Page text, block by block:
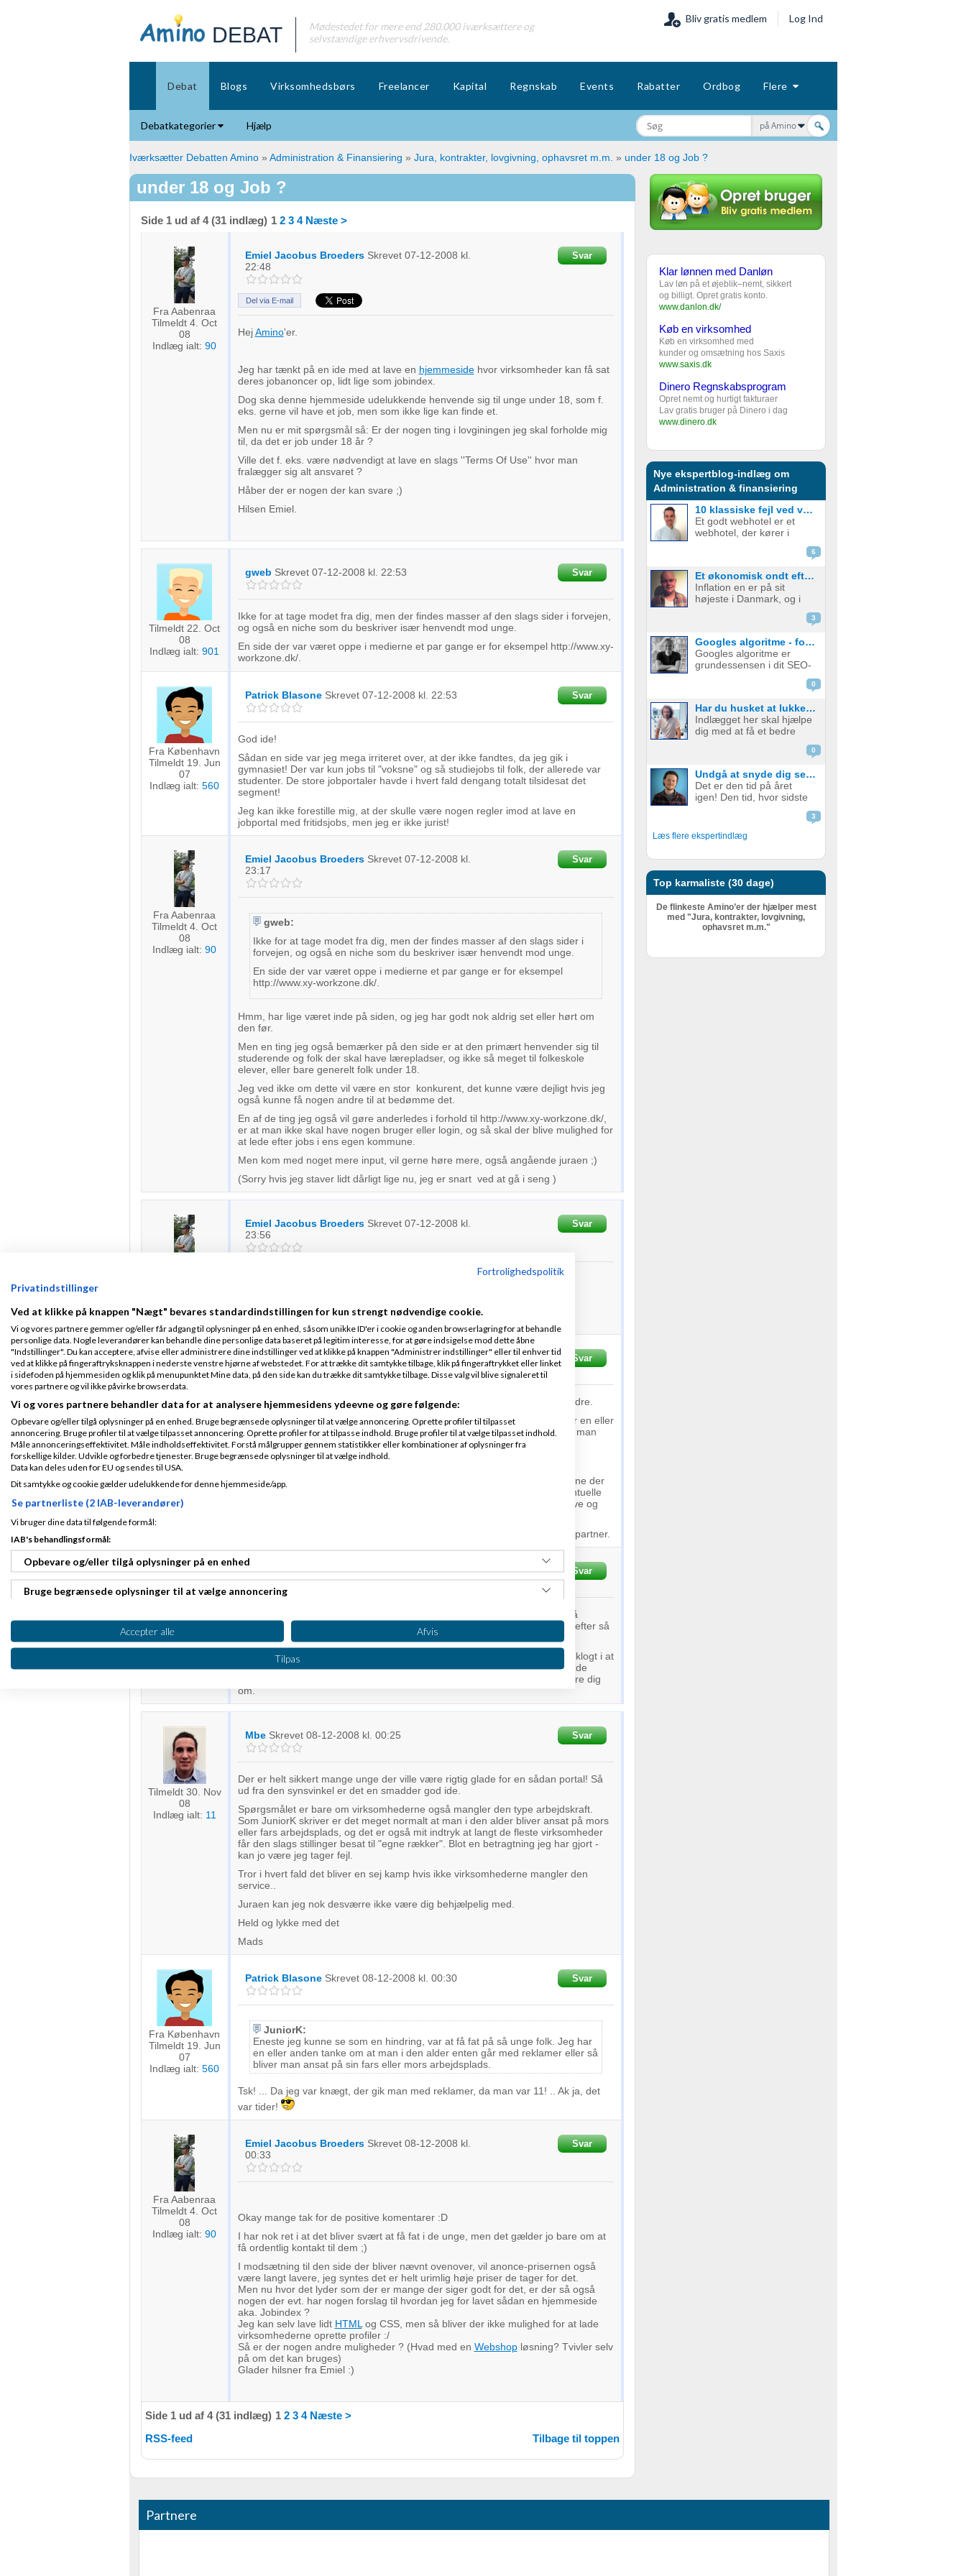
DEBAT
Mødestedet for mere end 280.000 iværksættere og
selvstændige erhvervsdrivende.
Bliv gratis medlem Log Ind
Debat Blogs Virksomhedsbørs Freelancer Kapital Regnskab Events Rabatter Ordbog Flere
Debatkategorier Hjælp på Amino
Iværksætter Debatten Amino » Administration & Finansiering » Jura, kontrakter, lovgivning, ophavsret m.m. » under 18 og Job ?
under 18 og Job ?
Side 1 ud af 4 (31 indlæg) 1 2 3 4 Næste >
Fra Aabenraa
Tilmeldt 4. Oct
08
Indlæg ialt: 90
Emiel Jacobus Broeders Skrevet 07-12-2008 kl.
22:48
Svar
Del via E-mail
HejAmino'er.
Jeg har tænkt på en ide med at lave en hjemmesidehvor virksomheder kan få sat
deres jobanoncer op, lidt lige som jobindex.
Dog ska denne hjemmeside udelukkende henvende sig til unge under 18, som f.
eks. gerne vil have et job, men som ikke lige kan finde et.
Men nu er mit spørgsmål så: Er der nogen ting i lovginingen jeg skal forholde mig
til, da det er job under 18 år ?
Ville det f. eks. være nødvendigt at lave en slags ''Terms Of Use'' hvor man
fralægger sig alt ansvaret ?
Håber der er nogen der kan svare ;)
Hilsen Emiel.
Tilmeldt 22. Oct
08
Indlæg ialt: 901
gweb Skrevet 07-12-2008 kl. 22:53 Svar
Ikke for at tage modet fra dig, men der findes masser af den slags sider i forvejen,
og også en niche som du beskriver især henvendt mod unge.
En side der var været oppe i medierne et par gange er for eksempel http://www.xy-
workzone.dk/.
Fra København
Tilmeldt 19. Jun
07
Indlæg ialt: 560
Patrick Blasone Skrevet 07-12-2008 kl. 22:53 Svar
God ide!
Sådan en side var jeg mega irriteret over, at der ikke fandtes, da jeg gik i
gymnasiet! Der var kun jobs til "voksne" og så studiejobs til folk, der allerede var
studenter. De store jobportaler havde i hvert fald dengang totalt tilsidesat det
segment!
Jeg kan ikke forestille mig, at der skulle være nogen regler imod at lave en
jobportal med fritidsjobs, men jeg er ikke jurist!
Fra Aabenraa
Tilmeldt 4. Oct
08
Indlæg ialt: 90
Emiel Jacobus Broeders Skrevet 07-12-2008 kl.
23:17
Svar
gweb:
Ikke for at tage modet fra dig, men der findes masser af den slags sider i
forvejen, og også en niche som du beskriver især henvendt mod unge.
En side der var været oppe i medierne et par gange er for eksempel
http://www.xy-workzone.dk/.
Hmm, har lige været inde på siden, og jeg har godt nok aldrig set eller hørt om
den før.
Men en ting jeg også bemærker på den side er at den primært henvender sig til
studerende og folk der skal have lærepladser, og ikke så meget til folkeskole
elever, eller bare generelt folk under 18.
Jeg ved ikke om dette vil være en stor konkurent, det kunne være dejligt hvis jeg
også kunne få nogen andre til at bedømme det.
En af de ting jeg også vil gøre anderledes i forhold til http://www.xy-workzone.dk/,
er at man ikke skal have nogen bruger eller login, og så skal der blive mulighed for
at lede efter jobs i ens egen kommune.
Men kom med noget mere input, vil gerne høre mere, også angående juraen ;)
(Sorry hvis jeg staver lidt dårligt lige nu, jeg er snart ved at gå i seng )
Indlæg ialt:90
Emiel Jacobus Broeders Skrevet 07-12-2008 kl.
23:56
Svar
08
Indlæg ialt:101
JuniorK Skrevet08-12-2008kl. 00:13 Svar
Lyder som en god idé. Specielt hvis du satser på et andet segment i de andre.
Eneste jeg kunne se som en hindring, var at få fat på så unge folk. Jeg har en eller
anden tanke om at man i den alder enten går med reklamer eller så bliver man
ansat på sin fars eller mors arbejdsplads.
Men thumbs up herfra. Ang. Jura, må det være kontrakter til virksomhederne der
gør sig gældende, samt at du er tredjemand og intet har af gøre med eventuelle
klagesager mellem de 2 parter. Ellers kunne du jo gøre opmærksom på love og
Ellers prøv at snakke med HK. Det vil helt sikkert være en god samarbejdspartner.
Tilmeldt 12. Nov
Indlæg ialt:80
Chris O Skrevet08-12-2008kl. 00:16 Svar
Jeg syns det er en god ide jeg mener dog der findes et par andre der også
henvender sig til samme segment. men det er nogle man skal lede længe efter så
jeg tror du har gode chancer med din side.
med hensyn til lovgivningen agere du jo blot opslagstavle men du gør nok klogt i at
udforme et par linjer som at ansvaret for at arbejdet overholder de gældende
regler, at man er over 13 osv. osv. jeg tror ikke det er noget du skal bekymre dig
om.
Tilmeldt 30. Nov
08
Indlæg ialt: 11
Mbe Skrevet 08-12-2008 kl. 00:25 Svar
Der er helt sikkert mange unge der ville være rigtig glade for en sådan portal! Så
ud fra den synsvinkel er det en smadder god ide.
Spørgsmålet er bare om virksomhederne også mangler den type arbejdskraft.
Som JuniorK skriver er det meget normalt at man i den alder bliver ansat på mors
eller fars arbejdsplads, og det er også mit indtryk at langt de fleste virksomheder
får den slags stillinger besat til "egne rækker". Blot en betragtning jeg har gjort -
kan jo være jeg tager fejl.
Tror i hvert fald det bliver en sej kamp hvis ikke virksomhederne mangler den
service..
Juraen kan jeg nok desværre ikke være dig behjælpelig med.
Held og lykke med det
Mads
Fra København
Tilmeldt 19. Jun
07
Indlæg ialt: 560
Patrick Blasone Skrevet 08-12-2008 kl. 00:30 Svar
JuniorK:
Eneste jeg kunne se som en hindring, var at få fat på så unge folk. Jeg har
en eller anden tanke om at man i den alder enten går med reklamer eller så
bliver man ansat på sin fars eller mors arbejdsplads.
Tsk! ... Da jeg var knægt, der gik man med reklamer, da man var 11! .. Ak ja, det
var tider!
Fra Aabenraa
Tilmeldt 4. Oct
08
Indlæg ialt: 90
Emiel Jacobus Broeders Skrevet 08-12-2008 kl.
00:33
Svar
Okay mange tak for de positive komentarer :D
I har nok ret i at det bliver svært at få fat i de unge, men det gælder jo bare om at
få ordentlig kontakt til dem ;)
I modsætning til den side der bliver nævnt ovenover, vil anonce-prisernen også
være langt lavere, jeg syntes det er helt urimlig høje priser de tager for det.
Men nu hvor det lyder som der er mange der siger godt for det, er der så også
nogen der evt. har nogen forslag til hvordan jeg for lavet sådan en hjemmeside
aka. Jobindex ?
Jeg kan selv lave lidt HTML og CSS, men så bliver der ikke mulighed for at lade
virksomhederne oprette profiler :/
Så er der nogen andre muligheder ? (Hvad med en Webshopløsning? Tvivler selv
på om det kan bruges)
Glader hilsner fra Emiel :)
Side 1 ud af 4 (31 indlæg) 1 2 3 4 Næste >
RSS-feed
Tilbage til toppen
Klar lønnen med Danløn
Lav løn på et øjeblik–nemt, sikkert
og billigt. Opret gratis konto.
www.danlon.dk/
Køb en virksomhed
Køb en virksomhed med
kunder og omsætning hos Saxis
www.saxis.dk
Dinero Regnskabsprogram
Opret nemt og hurtigt fakturaer
Lav gratis bruger på Dinero i dag
www.dinero.dk
Nye ekspertblog-indlæg om
Administration & finansiering
10 klassiske fejl ved valg af webhotel – og hvordan du undgår dem
Et godt webhotel er et
webhotel, der kører i
har de fleste det; man skal
helst glemme, at man har
et webhotel, men
6
Et økonomisk ondt efterår for startups
Inflation en er på sit
højeste i Danmark, og i
vasker om natten og
virksomhedsejere skuer
grumt mod efteråret. Men
hvad er Inflation? Hvilken
3
Googles algoritme - forstå de hundredvis af parametre bag
Googles algoritme er
grundessensen i dit SEO-
ved du også godt, at det
er et ”long game”, og at
det sjældent betaler sig at
0
Har du husket at lukke din softwareudvikler ind i forretningen?
Indlægget her skal hjælpe
dig med at få et bedre
godt samarbejde – og et
bedre produkt i sidste
ende. Det handler om at
0
Undgå at snyde dig selv og skat: Sådan får du styr på oplysningsskemaet
Det er den tid på året
igen! Den tid, hvor sidste
Skattestyrelsen. Men hvad
er det egentlig, der skal
udskudt til d....
3
Læs flere ekspertindlæg
Top karmaliste (30 dage)
De flinkeste Amino’er der hjælper mest
med "Jura, kontrakter, lovgivning,
ophavsret m.m."
Partnere
Fortrolighedspolitik
Privatindstillinger
Ved at klikke på knappen "Nægt" bevares standardindstillingen for kun strengt nødvendige cookie.
Vi og vores partnere gemmer og/eller får adgang til oplysninger på en enhed, såsom unikke ID'er i cookie og anden browserlagring for at behandle
personlige data. Nogle leverandører kan behandle dine personlige data baseret på legitim interesse, for at gøre indsigelse mod dette åbne
"Indstillinger". Du kan acceptere, afvise eller administrere dine indstillinger ved at klikke på knappen "Administrer indstillinger" eller til enhver tid
ved at klikke på fingeraftryksknappen i nederste venstre hjørne af webstedet. For at trække dit samtykke tilbage, klik på fingeraftrykket eller linket
i sidefoden på hjemmesiden og klik på menupunktet Mine data, på den side kan du trække dit samtykke tilbage. Disse valg vil blive signaleret til
vores partnere og vil ikke påvirke browserdata.
Vi og vores partnere behandler data for at analysere hjemmesidens ydeevne og gøre følgende:
Opbevare og/eller tilgå oplysninger på en enhed. Bruge begrænsede oplysninger til at vælge annoncering. Oprette profiler til tilpasset
annoncering. Bruge profiler til at vælge tilpasset annoncering. Oprette profiler for at tilpasse indhold. Bruge profiler til at vælge tilpasset indhold.
Måle annonceringseffektivitet. Måle indholdseffektivitet. Forstå målgrupper gennem statistikker eller kombinationer af oplysninger fra
forskellige kilder. Udvikle og forbedre tjenester. Bruge begrænsede oplysninger til at vælge indhold.
Data kan deles uden for EU og sendes til USA.
Dit samtykke og cookie gælder udelukkende for denne hjemmeside/app.
Se partnerliste (2 IAB-leverandører)
Vi bruger dine data til følgende formål:
IAB's behandlingsformål:
Opbevare og/eller tilgå oplysninger på en enhed
Bruge begrænsede oplysninger til at vælge annoncering
Oprette profiler til tilpasset annoncering
Bruge profiler til at vælge tilpasset annoncering
Bruge profiler til at vælge tilpasset indhold
Forstå målgrupper gennem statistikker eller kombinationer af oplysninger fra forskellige
Bruge begrænsede oplysninger til at vælge indhold
Identificere enheder baseret på aktivt anmodede oplysninger
Accepter alle Afvis
Tilpas